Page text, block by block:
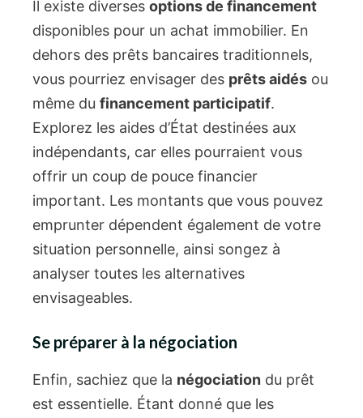
Il existe diverses options de financement
disponibles pour un achat immobilier. En
dehors des prêts bancaires traditionnels,
vous pourriez envisager des prêts aidés ou
même du financement participatif.
Explorez les aides d’État destinées aux
indépendants, car elles pourraient vous
offrir un coup de pouce financier
important. Les montants que vous pouvez
emprunter dépendent également de votre
situation personnelle, ainsi songez à
analyser toutes les alternatives
envisageables.
Se préparer à la négociation
Enfin, sachiez que la négociation du prêt
est essentielle. Étant donné que les